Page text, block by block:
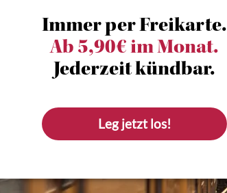
Immer per Freikarte.
Ab 5,90€ im Monat.
Jederzeit kündbar.
Leg jetzt los!